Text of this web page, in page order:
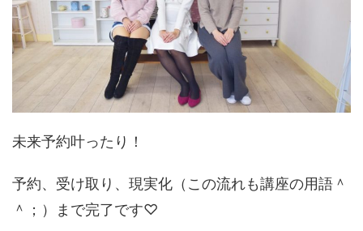
未来予約叶ったり！
予約、受け取り、現実化（この流れも講座の用語＾
＾；）まで完了です♡